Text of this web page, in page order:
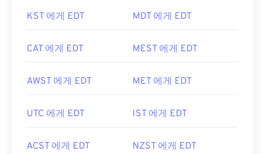
KST 에게 EDT MDT 에게 EDT
CAT 에게 EDT MEST 에게 EDT
AWST 에게 EDT MET 에게 EDT
UTC 에게 EDT IST 에게 EDT
ACST 에게 EDT NZST 에게 EDT